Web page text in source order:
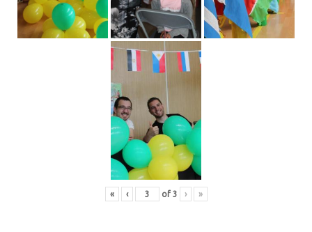
« ‹ of 3 › »